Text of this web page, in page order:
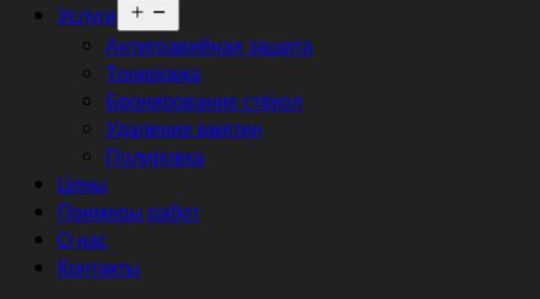
Услуги
меню
Антигравийная защита
Тонировка
Бронирование стёкол
Удаление вмятин
Полировка
Цены
Примеры работ
О нас
Контакты